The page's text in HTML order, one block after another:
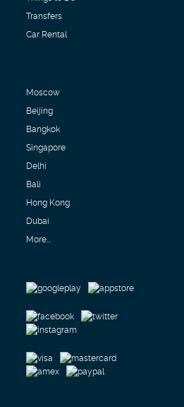
Transfers
Car Rental
Moscow
Beijing
Bangkok
Singapore
Delhi
Bali
Hong Kong
Dubai
More...